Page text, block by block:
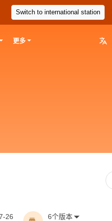
Switch to international station
更多 
26 6个版本 